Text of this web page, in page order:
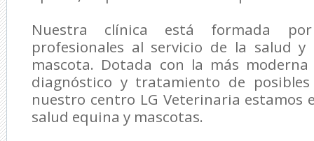
Nuestra clínica está formada
profesionales al servicio de la salud
mascota. Dotada con la más
diagnóstico y tratamiento de posibles
nuestro centro LG Veterinaria estamos
salud equina y mascotas.